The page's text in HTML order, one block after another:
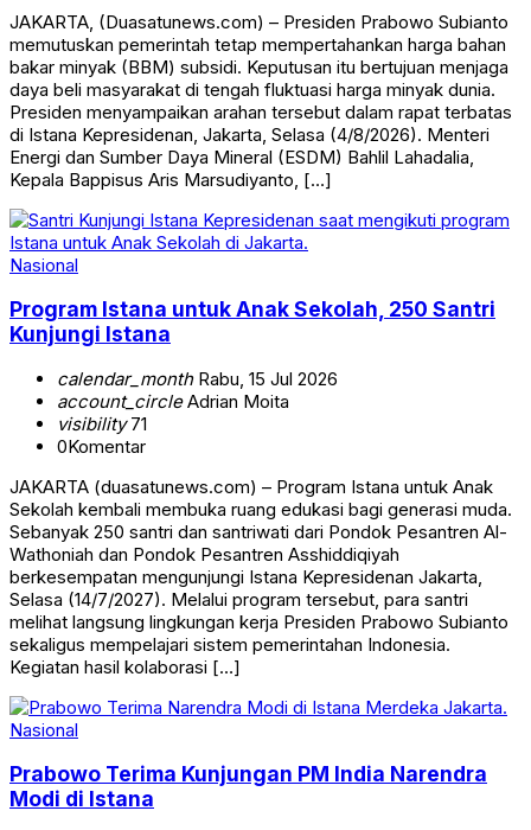
JAKARTA, (Duasatunews.com) – Presiden Prabowo Subianto
memutuskan pemerintah tetap mempertahankan harga bahan
bakar minyak (BBM) subsidi. Keputusan itu bertujuan menjaga
daya beli masyarakat di tengah fluktuasi harga minyak dunia.
Presiden menyampaikan arahan tersebut dalam rapat terbatas
di Istana Kepresidenan, Jakarta, Selasa (4/8/2026). Menteri
Energi dan Sumber Daya Mineral (ESDM) Bahlil Lahadalia,
Kepala Bappisus Aris Marsudiyanto, […]
Nasional
Program Istana untuk Anak Sekolah, 250 Santri
Kunjungi Istana
calendar_monthRabu, 15 Jul 2026
account_circleAdrian Moita
visibility71
0Komentar
JAKARTA (duasatunews.com) – Program Istana untuk Anak
Sekolah kembali membuka ruang edukasi bagi generasi muda.
Sebanyak 250 santri dan santriwati dari Pondok Pesantren Al-
Wathoniah dan Pondok Pesantren Asshiddiqiyah
berkesempatan mengunjungi Istana Kepresidenan Jakarta,
Selasa (14/7/2027). Melalui program tersebut, para santri
melihat langsung lingkungan kerja Presiden Prabowo Subianto
sekaligus mempelajari sistem pemerintahan Indonesia.
Kegiatan hasil kolaborasi […]
Nasional
Prabowo Terima Kunjungan PM India Narendra
Modi di Istana